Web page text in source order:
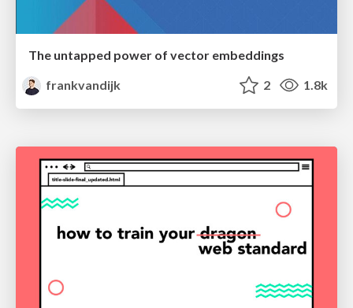
The untapped power of vector embeddings
frankvandijk
2 1.8k